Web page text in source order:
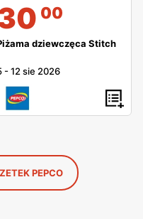
00
dziewczęca Stitch
-12 sie 2026
PEPCO